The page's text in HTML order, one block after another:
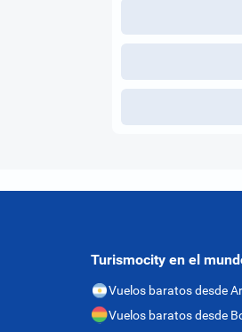
Turismocity en el
Vuelos baratos desde
Vuelos baratos desde